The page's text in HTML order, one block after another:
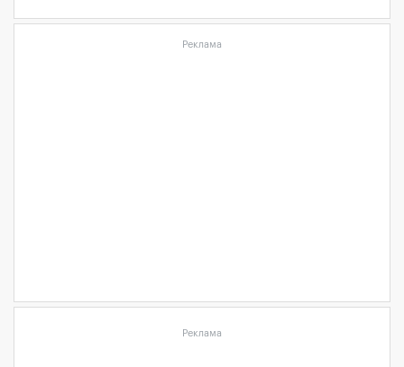
Реклама
Реклама